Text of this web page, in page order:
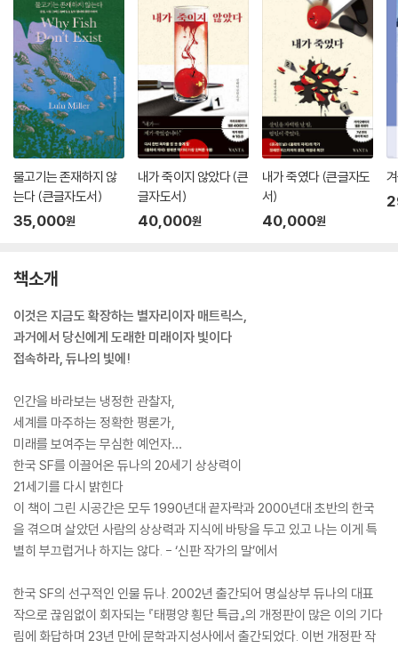
물고기는 존재하지 않
는다 (큰글자도서)
35,000원
내가 죽이지 않았다 (큰
글자도서)
40,000원
내가 죽였다 (큰글자도
서)
40,000원
책소개
이것은 지금도 확장하는 별자리이자 매트릭스,
과거에서 당신에게 도래한 미래이자 빛이다
접속하라, 듀나의 빛에!
인간을 바라보는 냉정한 관찰자,
세계를 마주하는 정확한 평론가,
미래를 보여주는 무심한 예언자…
한국 SF를 이끌어온 듀나의 20세기 상상력이
21세기를 다시 밝힌다
이 책이 그린 시공간은 모두 1990년대 끝자락과 2000년대 초반의 한국
을 겪으며 살았던 사람의 상상력과 지식에 바탕을 두고 있고 나는 이게 특
별히 부끄럽거나 하지는 않다. - ‘신판 작가의 말’에서
한국 SF의 선구적인 인물 듀나. 2002년 출간되어 명실상부 듀나의 대표
작으로 끊임없이 회자되는 『태평양 횡단 특급』의 개정판이 많은 이의 기다
림에 화답하며 23년 만에 문학과지성사에서 출간되었다. 이번 개정판 작